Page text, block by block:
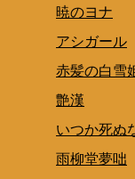
暁のヨナ
アシガール
赤髪の白雪
艶漢
いつか死ぬ
雨柳堂夢咄